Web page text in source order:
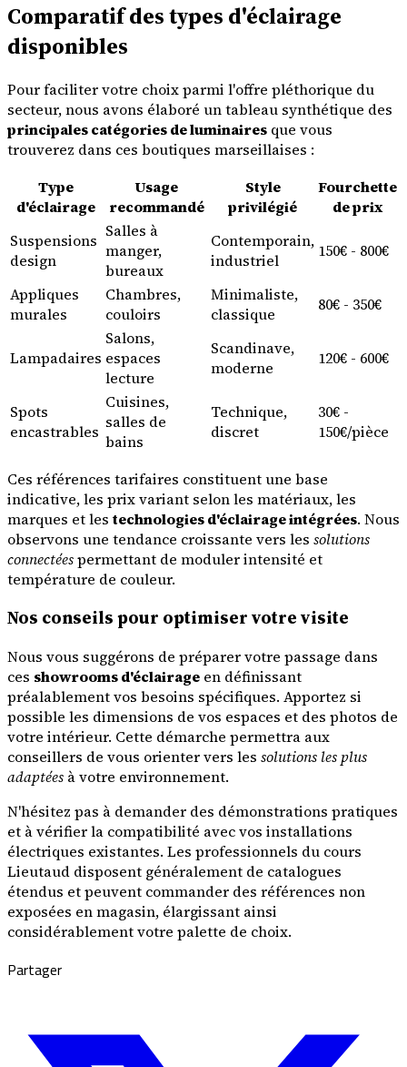
Comparatif des types d'éclairage
disponibles
Pour faciliter votre choix parmi l'offre pléthorique du
secteur, nous avons élaboré un tableau synthétique des
principales catégories de luminaires que vous
trouverez dans ces boutiques marseillaises :
Type
d'éclairage
Usage
recommandé
Style
privilégié
Fourchette
de prix
Suspensions
design
Salles à
manger,
bureaux
Contemporain,
industriel
150€ - 800€
Appliques
murales
Chambres,
couloirs
Minimaliste,
classique
80€ - 350€
Lampadaires
Salons,
espaces
lecture
Scandinave,
moderne
120€ - 600€
Spots
encastrables
Cuisines,
salles de
bains
Technique,
discret
30€ -
150€/pièce
Ces références tarifaires constituent une base
indicative, les prix variant selon les matériaux, les
marques et les technologies d'éclairage intégrées. Nous
observons une tendance croissante vers les solutions
connectéespermettant de moduler intensité et
température de couleur.
Nos conseils pour optimiser votre visite
Nous vous suggérons de préparer votre passage dans
ces showrooms d'éclairage en définissant
préalablement vos besoins spécifiques. Apportez si
possible les dimensions de vos espaces et des photos de
votre intérieur. Cette démarche permettra aux
conseillers de vous orienter vers les solutions les plus
adaptées à votre environnement.
N'hésitez pas à demander des démonstrations pratiques
et à vérifier la compatibilité avec vos installations
électriques existantes. Les professionnels du cours
Lieutaud disposent généralement de catalogues
étendus et peuvent commander des références non
exposées en magasin, élargissant ainsi
considérablement votre palette de choix.
Partager